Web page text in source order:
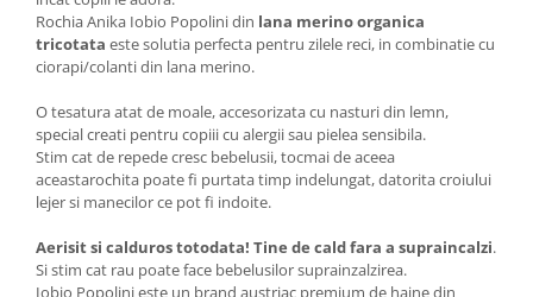
Rochia Anika Iobio Popolini din lana merino organica
tricotata este solutia perfecta pentru zilele reci, in combinatie cu
ciorapi/colanti din lana merino.
O tesatura atat de moale, accesorizata cu nasturi din lemn,
special creati pentru copiii cu alergii sau pielea sensibila.
Stim cat de repede cresc bebelusii, tocmai de aceea
aceastarochita poate fi purtata timp indelungat, datorita croiului
lejer si manecilor ce pot fi indoite.
Aerisit si calduros totodata! Tine de cald fara a supraincalzi.
Si stim cat rau poate face bebelusilor suprainzalzirea.
Iobio Popolini este un brand austriac premium de haine din